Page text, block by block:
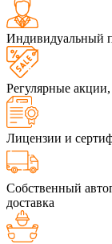
Индивидуальный
Регулярные
Лицензии и
Собственный
доставка